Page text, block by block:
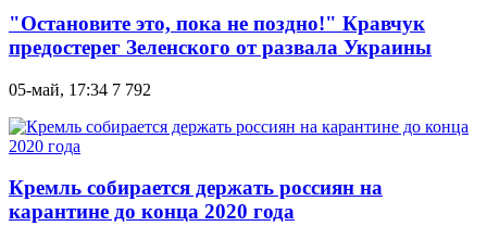
"Остановите это, пока не поздно!" Кравчук
предостерег Зеленского от развала Украины
05-май, 17:34 7 792
Кремль собирается держать россиян на
карантине до конца 2020 года